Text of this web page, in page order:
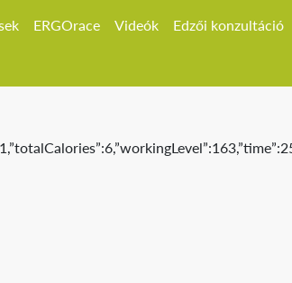
ERGOrace Videók Edzői konzultáció